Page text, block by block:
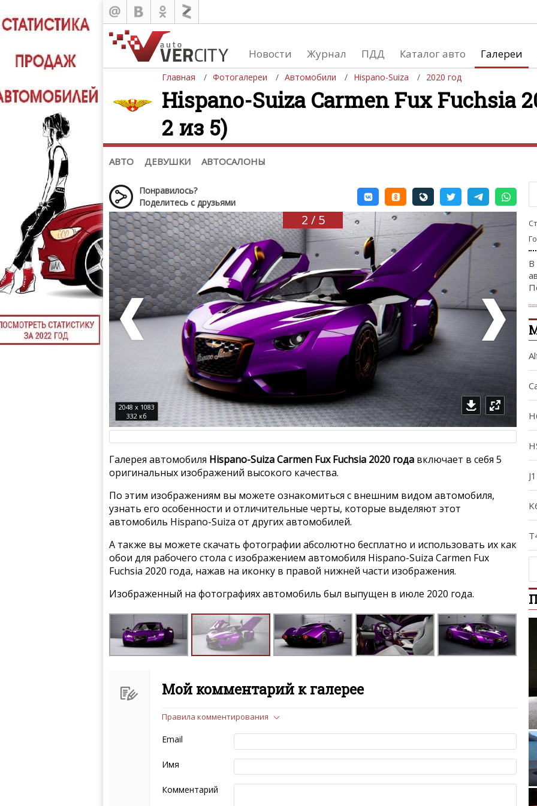
Новости Журнал ПДД Каталог авто Галереи
Главная Фотогалереи Автомобили Hispano-Suiza 2020 год
Hispano-Suiza Carmen Fux Fuchsia
2 из 5)
АВТО ДЕВУШКИ АВТОСАЛОНЫ
Автомобили
Последние добавления
Список марок
(+1102)
Девушки и автомобили
Девушки и мото
Список мировых автосалонов
Понравилось?
Поделитесь с друзьями
2 / 5
2048 x 1083
332 кб
Галерея автомобиля Hispano-Suiza Carmen Fux Fuchsia 2020 года включает в себя 5
оригинальных изображений высокого качества.
По этим изображениям вы можете ознакомиться с внешним видом автомобиля,
узнать его особенности и отличительные черты, которые выделяют этот
автомобиль Hispano-Suiza от других автомобилей.
А также вы можете скачать фотографии абсолютно бесплатно и использовать их как
обои для рабочего стола с изображением автомобиля Hispano-Suiza Carmen Fux
Fuchsia 2020 года, нажав на иконку в правой нижней части изображения.
Изображенный на фотографиях автомобиль был выпущен в июле 2020 года.
Мой комментарий к галерее
Чтобы ваш комментарий был опубликован на сайте, вам нужно придерживаться
следующих правил:
Комментарий не может быть слишком короткой — избегайте односложных и чисто
эмоциональных высказываний.
Не стоит отклоняться от предмета обсуждения.
Пожалуйста, не используйте в комментарие оскорбления и нецензурную лексику, а
также призывы к насилию и высказывания, направленные на разжигание расовой,
Правила комментирования
Email
Имя
Комментарий
В